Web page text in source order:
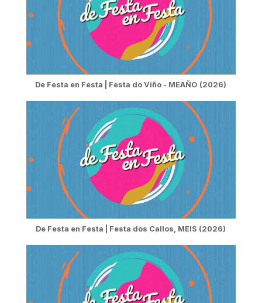
De Festa en Festa | Festa do Viño - MEAÑO (2026)
De Festa en Festa | Festa dos Callos, MEIS (2026)